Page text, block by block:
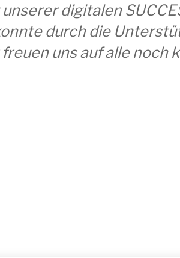
digitalen
durch die
freuen uns auf alle noch